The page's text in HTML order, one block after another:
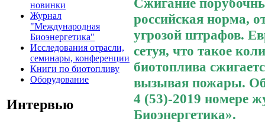
новинки
Журнал
"Международная
Биоэнергетика"
Исследования отрасли,
семинары, конференции
Книги по биотопливу
Оборудование
Интервью
российская норма,
угрозой штрафов.
сетуя, что такое
биотоплива
вызывая пожары. Об
4 (53)-2019 номере
Биоэнергетика».